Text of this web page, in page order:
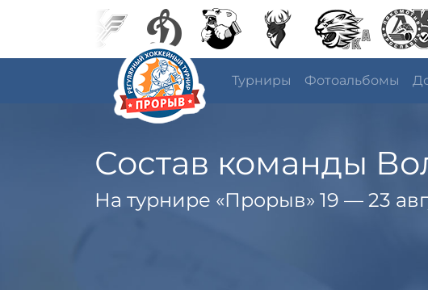
Турниры Фотоальбомы
Состав команды
На турнире «Прорыв» 19 — 23